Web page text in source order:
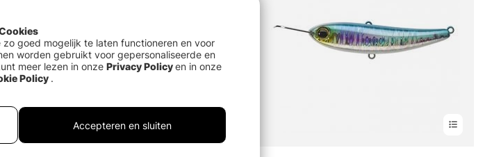
goed mogelijk te laten functioneren en voor
worden gebruikt voor gepersonaliseerde en
meer lezen in onze Privacy Policy en in onze
Policy .
Accepteren en sluiten